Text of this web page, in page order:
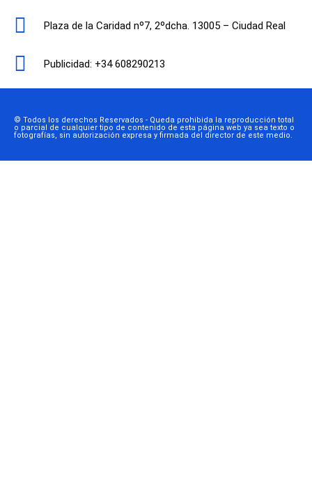
Plaza de la Caridad nº7, 2ºdcha. 13005 – Ciudad Real
Publicidad: +34 608290213
© Todos los derechos Reservados - Queda prohibida la reproducción total
o parcial de cualquier tipo de contenido de esta página web ya sea texto o
fotografías, sin autorización expresa y firmada del director de este medio.